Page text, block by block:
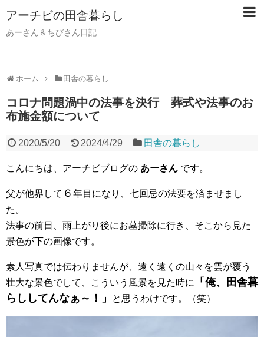
アーチビの田舎暮らし
あーさん＆ちびさん日記
ホーム 田舎の暮らし
コロナ問題渦中の法事を決行 葬式や法事のお
布施金額について
2020/5/20 2024/4/29 田舎の暮らし
こんにちは、アーチビブログの あーさん です。
父が他界して ６ 年目になり、七回忌の法要を済ませまし
た。
法事の前日、雨上がり後にお墓掃除に行き、そこから見た
景色が下の画像です。
素人写真では伝わりませんが、遠く遠くの山々を雲が覆う
壮大な景色でして、こういう風景を見た時に
「俺、田舎暮
らししてんなぁ～！」
と思うわけです。（笑）